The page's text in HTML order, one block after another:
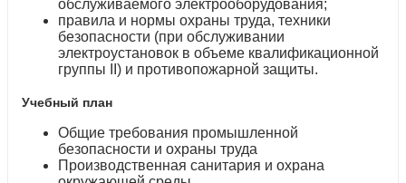
обслуживаемого электрооборудования;
правила и нормы охраны труда, техники
безопасности (при обслуживании
электроустановок в объеме квалификационной
группы II) и противопожарной защиты.
Учебный план
Общие требования промышленной
безопасности и охраны труда
Производственная санитария и охрана